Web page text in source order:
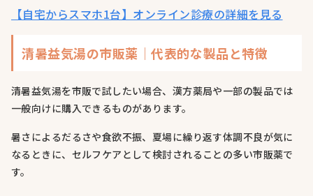
【自宅からスマホ1台】オンライン診療の詳細を見る
清暑益気湯の市販薬｜代表的な製品と特徴
清暑益気湯を市販で試したい場合、漢方薬局や一部の製品では
一般向けに購入できるものがあります。
暑さによるだるさや食欲不振、夏場に繰り返す体調不良が気に
なるときに、セルフケアとして検討されることの多い市販薬で
す。